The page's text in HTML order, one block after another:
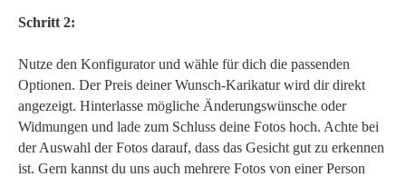
Schritt 2:
Nutze den Konfigurator und wähle für dich die passenden
Optionen. Der Preis deiner Wunsch-Karikatur wird dir direkt
angezeigt. Hinterlasse mögliche Änderungswünsche oder
Widmungen und lade zum Schluss deine Fotos hoch. Achte bei
der Auswahl der Fotos darauf, dass das Gesicht gut zu erkennen
ist. Gern kannst du uns auch mehrere Fotos von einer Person